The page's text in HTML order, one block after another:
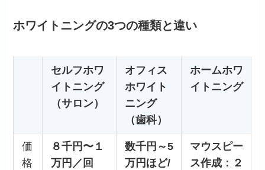
ホワイトニングの3つの種類と違い
セルフホワ
イトニング
（サロン）
オフィス
ホワイト
ニング
（歯科）
ホームホワ
イトニング
価
格
８千円〜１
万円／回
数千円～5
万円ほど/
マウスピー
ス作成：２